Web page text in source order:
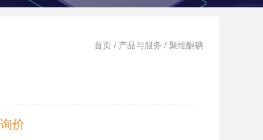
首页 / 产品与服务 / 聚维酮碘
询价